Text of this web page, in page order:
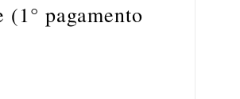
pagamento